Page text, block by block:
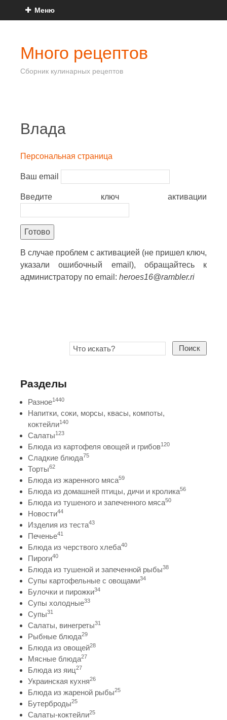
Меню
Много рецептов
Сборник кулинарных рецептов
Влада
Персональная страница
Ваш email
Введите ключ активации
Готово
В случае проблем с активацией (не пришел ключ,
указали ошибочный email), обращайтесь к
администратору по email: heroes16@rambler.ri
Поиск
Разделы
Разное1440
Напитки, соки, морсы, квасы, компоты,
коктейли140
Салаты123
Блюда из картофеля овощей и грибов120
Сладкие блюда75
Торты62
Блюда из жаренного мяса59
Блюда из домашней птицы, дичи и кролика56
Блюда из тушеного и запеченного мяса50
Новости44
Изделия из теста43
Печенье41
Блюда из черствого хлеба40
Пироги40
Блюда из тушеной и запеченной рыбы38
Супы картофельные с овощами34
Булочки и пирожки34
Супы холодные33
Супы31
Салаты, винегреты31
Рыбные блюда29
Блюда из овощей28
Мясные блюда27
Блюда из яиц27
Украинская кухня26
Блюда из жареной рыбы25
Бутерброды25
Салаты-коктейли25